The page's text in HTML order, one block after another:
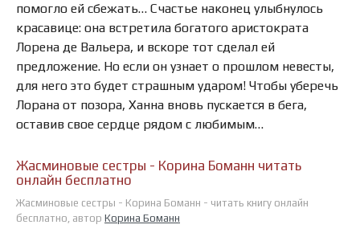
помогло ей сбежать… Счастье наконец улыбнулось
красавице: она встретила богатого аристократа
Лорена де Вальера, и вскоре тот сделал ей
предложение. Но если он узнает о прошлом невесты,
для него это будет страшным ударом! Чтобы уберечь
Лорана от позора, Ханна вновь пускается в бега,
оставив свое сердце рядом с любимым…
Жасминовые сестры - Корина Боманн читать
онлайн бесплатно
Жасминовые сестры - Корина Боманн - читать книгу онлайн
бесплатно, автор Корина Боманн